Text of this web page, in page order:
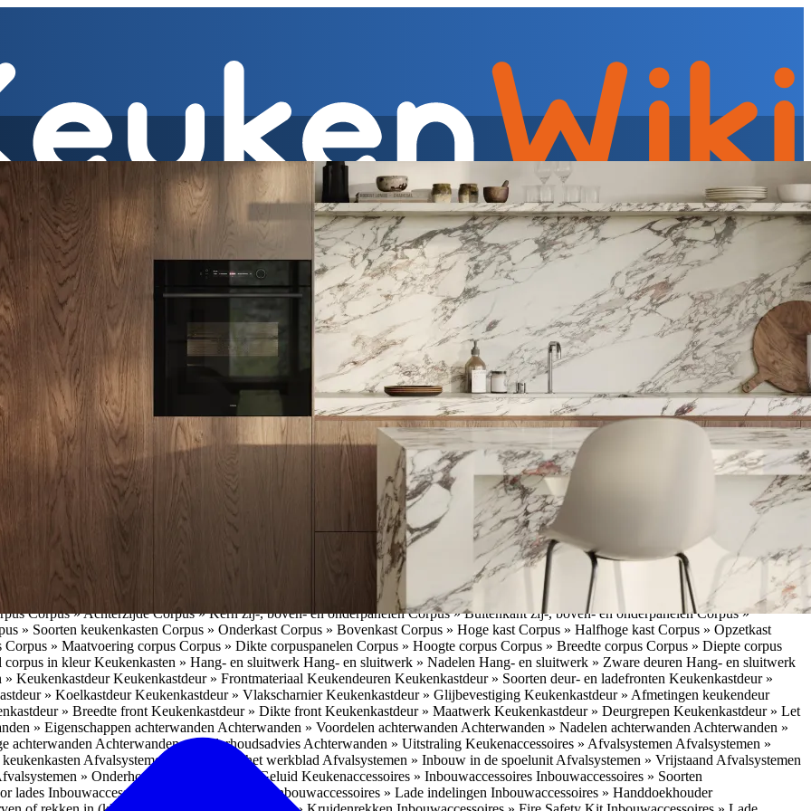
Onderbouw afzuigkap, vrijhangende afzuigkap Afzuigkappen » Geïntegreerde afzuigkap, tussenbouw afzuigkapAfzuigkappen »
algemeen Energieverbruik » Betekenis nieuwe labels Energieverbruik » GeluidsniveauEnergieverbruik » Oude en nieuwe
» Energieverbruik in de praktijkEnergieverbruik » Bespaartips per apparaat Energieverbruik » Praktijkadvies voor de
Energieverbruik » 1 Energieverbruik » 5 Keukenapparatuur » Fornuizen Fornuizen » Oveninhoud en formaten
Fornuizen » Soorten
fornuizen Keukenapparatuur » Inbouwlades Keukenapparatuur » Koelen en vriezenKoelen en vriezen » Warmtepomp koel-
en vriezen » Nismaten Koelen en vriezen » Vrijstaande koel- en vriesapparatenKoelen en vriezen » Onderbouw koelkast of vriezerKoelen
koel/vrieskastenKoelen en vriezen » LED-verlichtingKoelen en vriezen » KlimaatklassenKoelen en vriezen » OnderhoudKoelen en
» KoffieapparatenKoffieapparaten » Koffieapparaat: inbouw/vrijstaandKoffieapparaten » Bereidingscyclus koffieapparaat
functies koffieapparaat Koffieapparaten » Eigenschappen inbouwkoffieapparaat
Koffieapparaten » Voordelen inbouwkoffieapparaat
inbouwkoffieapparaatKoffieapparaten » Aandachtspunten inbouwkoffieapparaatKoffieapparaten » Uitstraling
Koffieapparaten » Installatie inbouwkoffieapparaat Koffieapparaten » Installatie inbouwkoffieapparaat
Koffieapparaten »
Koffieapparaten » Onderhoud inbouwkoffieapparaat Keukenapparatuur » Kokendwaterkranen
» Voor- en nadeel 3-in-1 kranen Kokendwaterkranen » Voor- en nadelen multifunctionele kranen
Kokendwaterkranen »
Kokendwaterkranen » Veiligheid kokendwaterkranenKokendwaterkranen » Installatie kokendwaterkraan
Kokendwaterkranen
kokendwaterkraan Keukenapparatuur » KookplatenKeukenapparatuur » OvensKeukenapparatuur » Slimme keukenapparatuurSlimme
oven Slimme keukenapparatuur » Slimme vaatwasser Slimme keukenapparatuur » Slimme koelkastSlimme keukenapparatuur »
keukenapparatuur » Samenwerking slimme apparaten Slimme keukenapparatuur » Eigenschappen Slimme keukenapparatuurSlimme
» Voordelen slimme keukenapparatuur Slimme keukenapparatuur » Nadelen slimme keukenapparatuurSlimme
Slimme keukenapparatuur » Verschillen & aandachtspunten slimme keukenapparatuur Keukenapparatuur » VaatwassersKeukenkasten
Corpus » AchterzijdeCorpus » Kern zij-, boven- en onderpanelenCorpus » Buitenkant zij-, boven- en onderpanelenCorpus »
» Soorten keukenkasten Corpus » Onderkast Corpus » Bovenkast Corpus » Hoge kast Corpus » Halfhoge kast Corpus » Opzetkast
Corpus » Maatvoering corpus Corpus » Dikte corpuspanelen Corpus » Hoogte corpus Corpus » Breedte corpus Corpus » Diepte corpus
corpus in kleurKeukenkasten » Hang- en sluitwerk Hang- en sluitwerk » Nadelen Hang- en sluitwerk » Zware deuren Hang- en sluitwerk
» KeukenkastdeurKeukenkastdeur » Frontmateriaal Keukendeuren Keukenkastdeur » Soorten deur- en ladefronten Keukenkastdeur »
» KoelkastdeurKeukenkastdeur » VlakscharnierKeukenkastdeur » Glijbevestiging Keukenkastdeur » Afmetingen keukendeur
» Breedte front Keukenkastdeur » Dikte front Keukenkastdeur » Maatwerk Keukenkastdeur » Deurgrepen Keukenkastdeur » Let
» Eigenschappen achterwanden Achterwanden » Voordelen achterwanden Achterwanden » Nadelen achterwanden Achterwanden »
achterwanden Achterwanden » Onderhoudsadvies Achterwanden » Uitstraling Keukenaccessoires » Afvalsystemen Afvalsystemen »
Afvalsystemen » Inbouw in het werkblad Afvalsystemen » Inbouw in de spoelunit Afvalsystemen » Vrijstaand Afvalsystemen
» Onderhoud Afvalsystemen » Geluid Keukenaccessoires » Inbouwaccessoires Inbouwaccessoires » Soorten
lades Inbouwaccessoires » Bestekindelingen Inbouwaccessoires » Lade indelingen Inbouwaccessoires » Handdoekhouder